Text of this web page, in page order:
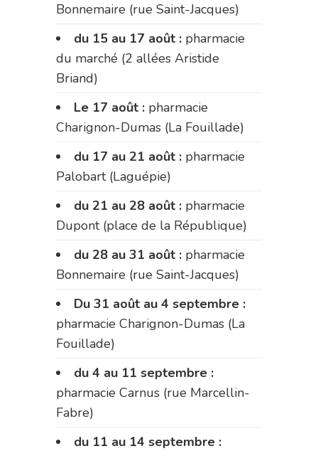
Bonnemaire (rue Saint-Jacques)
du 15 au 17 août : pharmacie
du marché (2 allées Aristide
Briand)
Le 17 août : pharmacie
Charignon-Dumas (La Fouillade)
du 17 au 21 août : pharmacie
Palobart (Laguépie)
du 21 au 28 août : pharmacie
Dupont (place de la République)
du 28 au 31 août : pharmacie
Bonnemaire (rue Saint-Jacques)
Du 31 août au 4 septembre :
pharmacie Charignon-Dumas (La
Fouillade)
du 4 au 11 septembre :
pharmacie Carnus (rue Marcellin-
Fabre)
du 11 au 14 septembre :